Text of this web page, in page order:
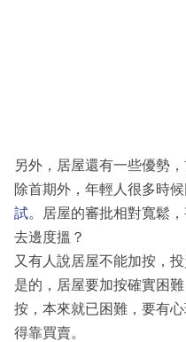
另外，居屋還有一些優勢，
除首期外，年輕人很多時
試。居屋的審批相對寬鬆
去邊度搵？
又有人說居屋不能加按，投
是的，居屋要加按確實困
按，本來就已困難，要有
得靠買賣。